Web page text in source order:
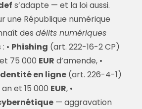
s’adapte — et la loi aussi.
une République numérique
des délits numériques
• Phishing (art. 222-16-2 CP)
75 000 EUR d’amende, •
en ligne(art. 226-4-1)
et 15 000 EUR, •
— aggravation